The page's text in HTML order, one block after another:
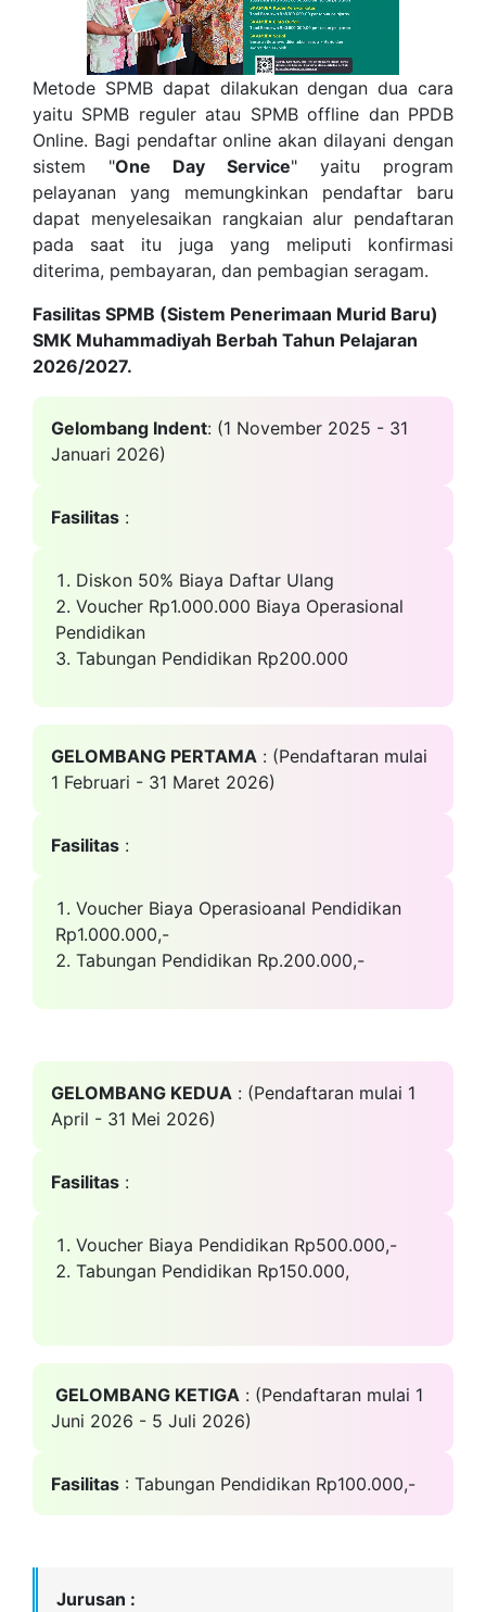
Metode SPMB dapat dilakukan dengan dua cara
yaitu SPMB reguler atau SPMB offline dan PPDB
Online. Bagi pendaftar online akan dilayani dengan
sistem "One Day Service" yaitu program
pelayanan yang memungkinkan pendaftar baru
dapat menyelesaikan rangkaian alur pendaftaran
pada saat itu juga yang meliputi konfirmasi
diterima, pembayaran, dan pembagian seragam.
Fasilitas SPMB (Sistem Penerimaan Murid Baru)
SMK Muhammadiyah Berbah Tahun Pelajaran
2026/2027.
Gelombang Indent: (1 November 2025 - 31
Januari 2026)
Fasilitas :
Diskon 50% Biaya Daftar Ulang
Voucher Rp1.000.000 Biaya Operasional
Pendidikan
Tabungan Pendidikan Rp200.000
GELOMBANG PERTAMA : (Pendaftaran mulai
1 Februari - 31 Maret 2026)
Fasilitas :
Voucher Biaya Operasioanal Pendidikan
Rp1.000.000,-
Tabungan Pendidikan Rp.200.000,-
GELOMBANG KEDUA : (Pendaftaran mulai 1
April - 31 Mei 2026)
Fasilitas :
Voucher Biaya Pendidikan Rp500.000,-
Tabungan Pendidikan Rp150.000,
GELOMBANG KETIGA : (Pendaftaran mulai 1
Juni 2026 - 5 Juli 2026)
Fasilitas : Tabungan Pendidikan Rp100.000,-
Jurusan :